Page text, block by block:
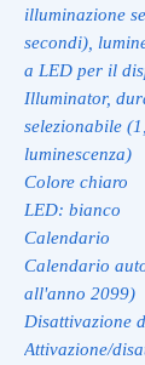
illuminazione
secondi),
a LED per il
Illuminator,
selezionabile
luminescenza)
Colore chiaro
LED: bianco
Calendario
Calendario
all'anno 2099)
Disattivazione
Attivazione/